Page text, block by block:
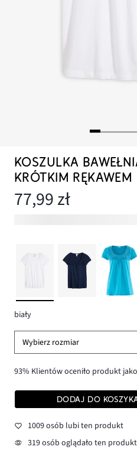
KOSZULKA
KRÓTKIM RĘKAWEM
77,99 zł
biały
Wybierz rozmiar
93% Klientów oceniło produkt
DODAJ DO
1009 osób lubi ten produkt
319 osób oglądało ten